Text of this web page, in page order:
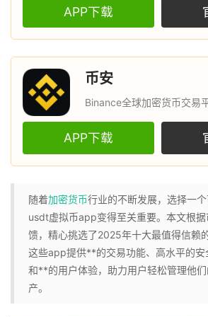
APP下载
币安
Binance全球加密货币交易
APP下载
随着加密货币行业的不断发展，选择一
usdt虚拟币app变得至关重要。本文根据
馈，精心挑选了2025年十大最值得信赖
这些app提供**的交易功能、高水平的安
和**的用户体验，助力用户轻松管理他
产。